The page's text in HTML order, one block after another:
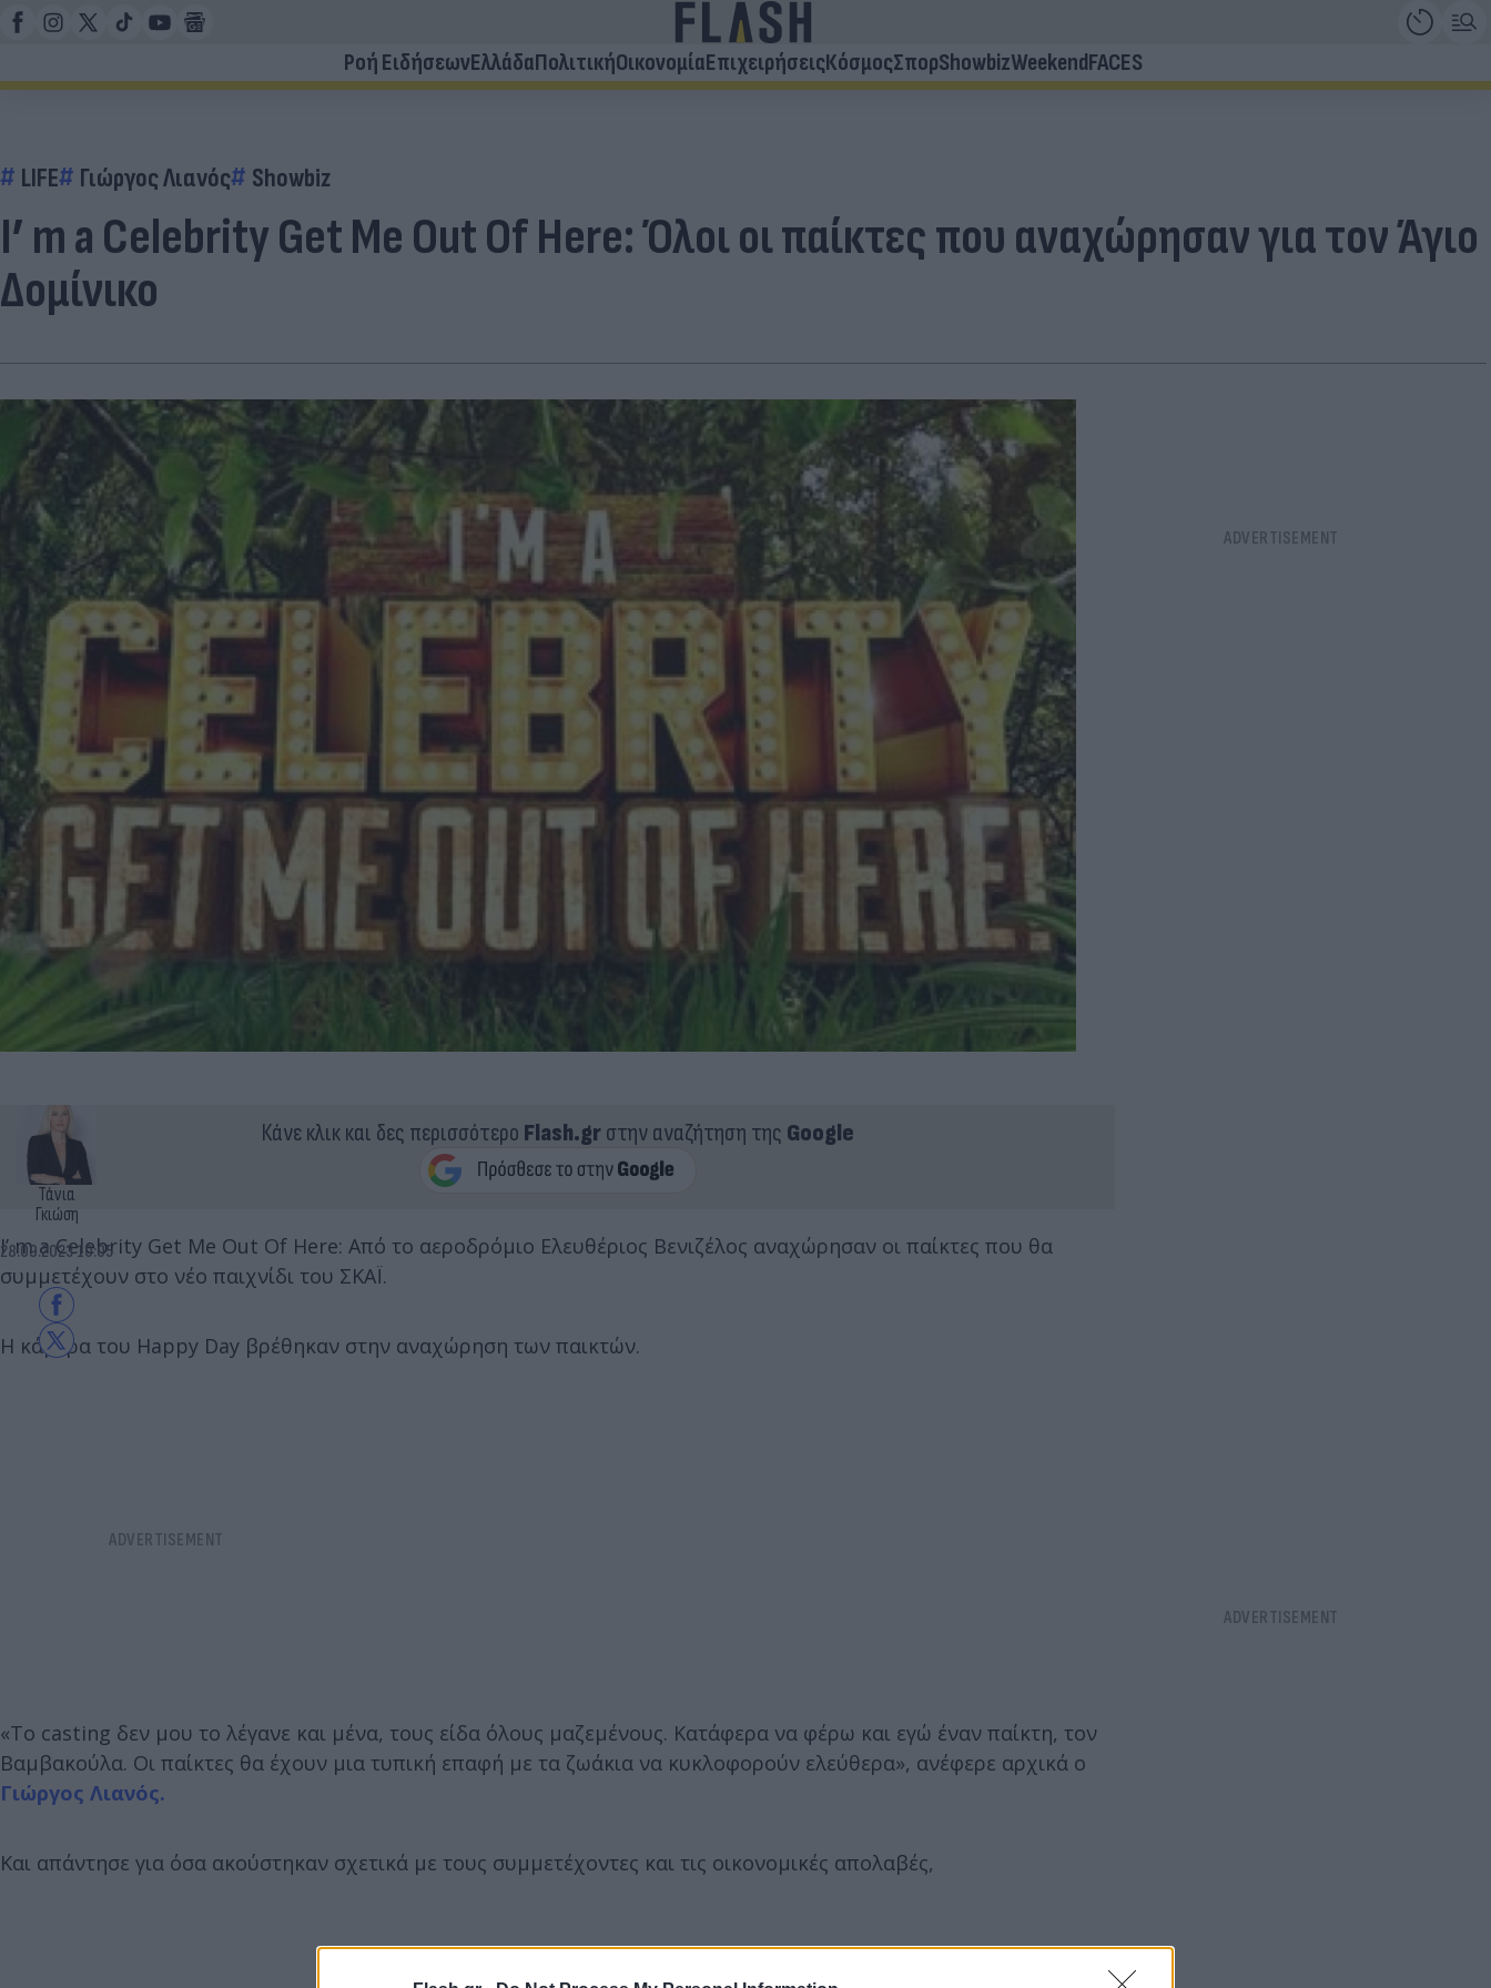
Ροή ΕιδήσεωνΕλλάδαΠολιτικήΟικονομίαΕπιχειρήσειςΚόσμοςΣπορShowbizWeekendFACES
LIFE Γιώργος Λιανός Showbiz
I’ m a Celebrity Get Me Out Of Here: Όλοι οι παίκτες που αναχώρησαν για τον Άγιο
Δομίνικο
Τάνια
Γκιώση
28.09.2023 10:05
Κάνε κλικ και δες περισσότερο Flash.grστην αναζήτηση της Google
I’ m a Celebrity Get Me Out Of Here: Από το αεροδρόμιο Ελευθέριος Βενιζέλος αναχώρησαν οι παίκτες που θα
συμμετέχουν στο νέο παιχνίδι του ΣΚΑΪ.
Η κάμερα του Happy Day βρέθηκαν στην αναχώρηση των παικτών.
«Το casting δεν μου το λέγανε και μένα, τους είδα όλους μαζεμένους. Κατάφερα να φέρω και εγώ έναν παίκτη, τον
Βαμβακούλα. Οι παίκτες θα έχουν μια τυπική επαφή με τα ζωάκια να κυκλοφορούν ελεύθερα», ανέφερε αρχικά ο
Γιώργος Λιανός.
Και απάντησε για όσα ακούστηκαν σχετικά με τους συμμετέχοντες και τις οικονομικές απολαβές,